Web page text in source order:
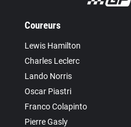
Coureurs
Lewis Hamilton
Charles Leclerc
Lando Norris
Oscar Piastri
Franco Colapinto
Pierre Gasly